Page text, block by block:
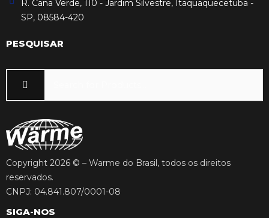
R. Cana Verde, 110 - Jardim Silvestre, Itaquaquecetuba -
SP, 08584-420
PESQUISAR
Copyright 2026 © – Warme do Brasil, todos os direitos
reservados.
CNPJ: 04.841.807/0001-08
SIGA-NOS